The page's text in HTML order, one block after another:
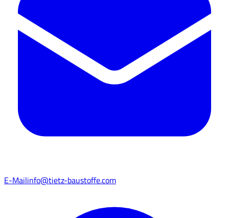
E-Mailinfo@tietz-baustoffe.com